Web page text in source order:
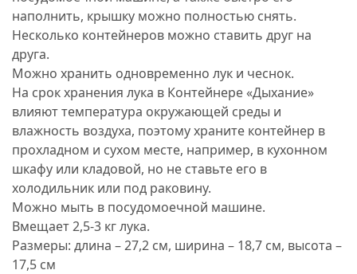
наполнить, крышку можно полностью снять.
Несколько контейнеров можно ставить друг на
друга.
Можно хранить одновременно лук и чеснок.
На срок хранения лука в Контейнере «Дыхание»
влияют температура окружающей среды и
влажность воздуха, поэтому храните контейнер в
прохладном и сухом месте, например, в кухонном
шкафу или кладовой, но не ставьте его в
холодильник или под раковину.
Можно мыть в посудомоечной машине.
Вмещает 2,5-3 кг лука.
Размеры: длина – 27,2 см, ширина – 18,7 см, высота –
17,5 см